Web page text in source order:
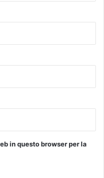
in questo browser per la